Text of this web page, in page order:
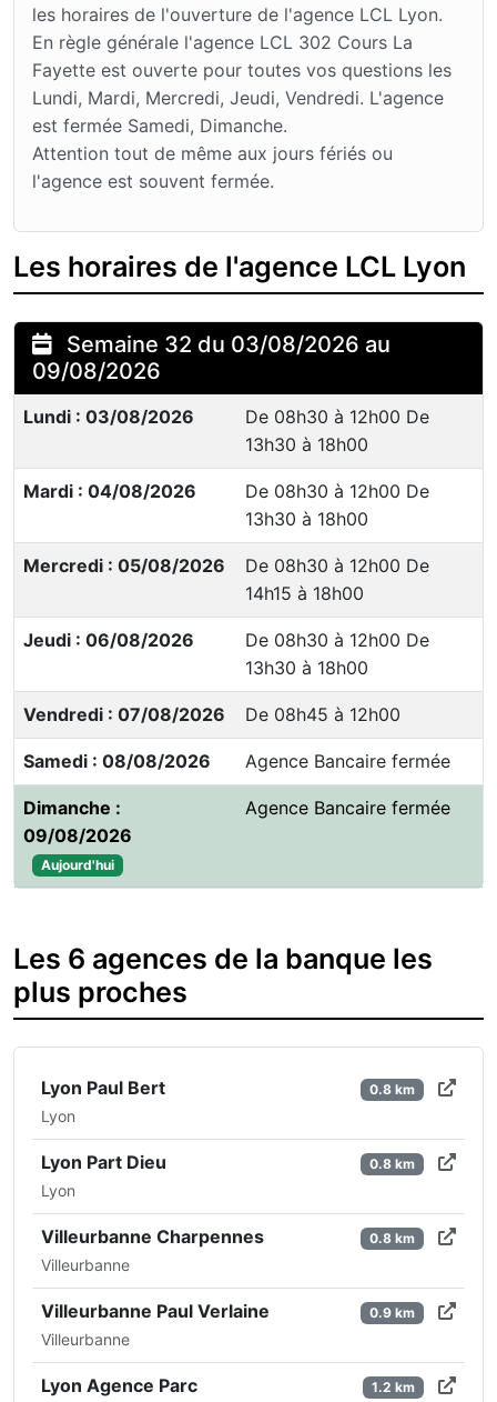
les horaires de l'ouverture de l'agence LCL Lyon.
En règle générale l'agence LCL 302 Cours La
Fayette est ouverte pour toutes vos questions les
Lundi, Mardi, Mercredi, Jeudi, Vendredi. L'agence
est fermée Samedi, Dimanche.
Attention tout de même aux jours fériés ou
l'agence est souvent fermée.
Les horaires de l'agence LCL Lyon
Semaine 32 du 03/08/2026 au
09/08/2026
Lundi : 03/08/2026
De 08h30 à 12h00 De
13h30 à 18h00
Mardi : 04/08/2026
De 08h30 à 12h00 De
13h30 à 18h00
Mercredi : 05/08/2026
De 08h30 à 12h00 De
14h15 à 18h00
Jeudi : 06/08/2026
De 08h30 à 12h00 De
13h30 à 18h00
Vendredi : 07/08/2026 De 08h45 à 12h00
Samedi : 08/08/2026 Agence Bancaire fermée
Dimanche :
09/08/2026
Aujourd'hui
Agence Bancaire fermée
Les 6 agences de la banque les
plus proches
Lyon Paul Bert
Lyon
0.8 km
Lyon Part Dieu
Lyon
0.8 km
Villeurbanne Charpennes
Villeurbanne
0.8 km
Villeurbanne Paul Verlaine
Villeurbanne
0.9 km
Lyon Agence Parc 1.2 km